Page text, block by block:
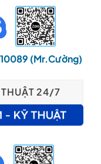
(Mr.Cường)
THUẬT 24/7